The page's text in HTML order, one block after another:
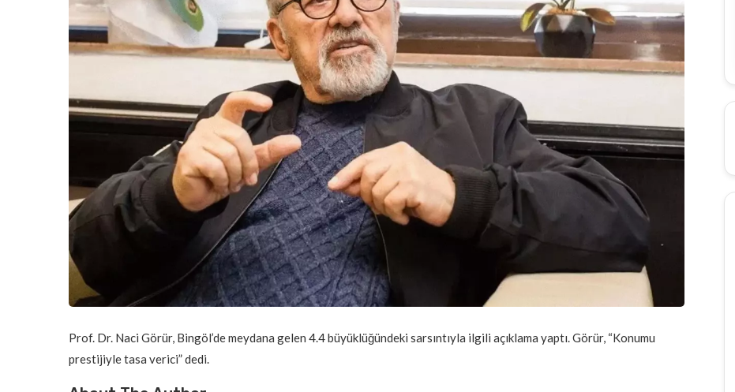
Prof. Dr. Naci Görür, Bingöl’de meydana gelen 4.4 büyüklüğündeki sarsıntıyla ilgili açıklama yaptı. Görür, “Konumu
prestijiyle tasa verici” dedi.